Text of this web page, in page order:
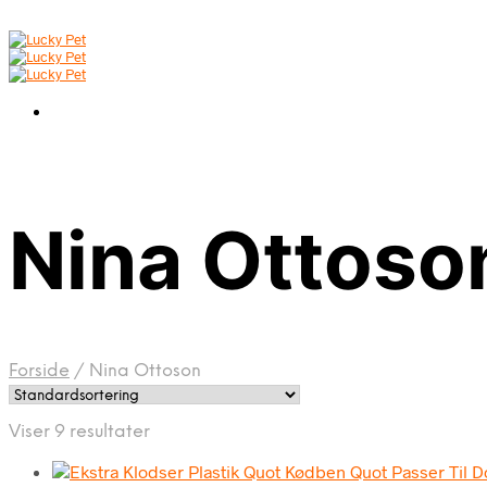
Nina
Forside / Nina Ottoson
Viser 9 resultater